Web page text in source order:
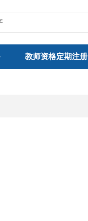
教师资格定期注册